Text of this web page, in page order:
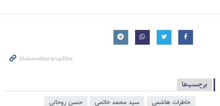
برچسب‌ها
خاطرات هاشمی سید محمد خاتمی
حسن روحانی